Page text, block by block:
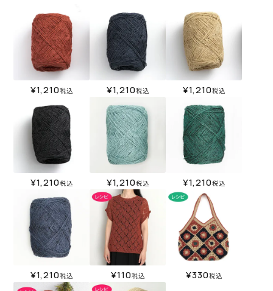
¥1,210税込 ¥1,210税込 ¥1,210税込
¥1,210税込 ¥1,210税込 ¥1,210税込
¥1,210税込 ¥110税込 ¥330税込